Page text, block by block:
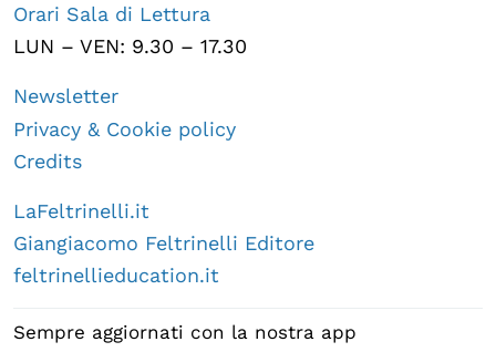
Orari Sala di Lettura
LUN – VEN: 9.30 – 17.30
Newsletter
Privacy & Cookie policy
Credits
LaFeltrinelli.it
Giangiacomo Feltrinelli Editore
feltrinellieducation.it
Sempre aggiornati con la nostra app